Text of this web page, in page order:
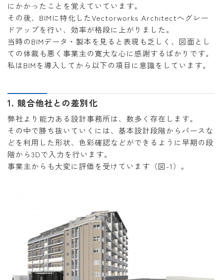
にかかったことを覚えていています。
その後、BIMに特化したVectorworks Architectへグレー
ドアップを行い、効率が格段に上がりました。
当時のBIMデータ・製本を見ると表現も乏しく、図面とし
ての体裁も悪く事業主の寛大な心に感謝するばかりです。
私はBIMを導入してから以下の項目に意識をしています。
1. 競合他社との差別化
弊社より能力ある設計事務所は、数多く存在します。
その中で勝ち抜いていくには、基本設計段階からパースな
どを利用した形状、色彩確認などができるように早期の段
階から3Dで入力を行います。
事業主からも大変に評価を受けています（図-1）。